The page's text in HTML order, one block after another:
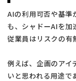
AIの利用可否や基準
も、シャドーAIを加
従業員はリスクの有
例えば、企画のアイ
いと思われる用途で